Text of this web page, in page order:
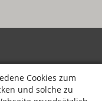
Cookies zum
und solche zu